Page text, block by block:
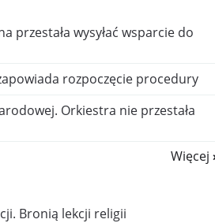
przestała wysyłać wsparcie do
rozpoczęcie procedury
Orkiestra nie przestała
Więcej
Bronią lekcji religii